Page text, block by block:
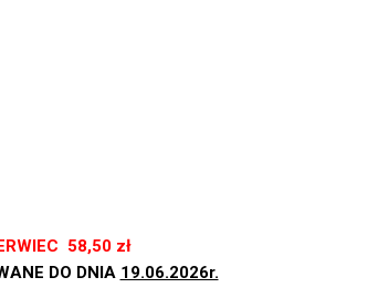
58,50 zł
DO DNIA 19.06.2026r.